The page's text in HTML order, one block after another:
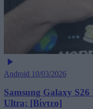
Android 10/03/2026
Samsung Galaxy S26
Ultra; [Βίντεο]